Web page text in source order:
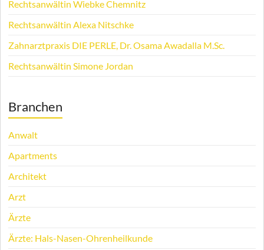
Rechtsanwältin Wiebke Chemnitz
Rechtsanwältin Alexa Nitschke
Zahnarztpraxis DIE PERLE, Dr. Osama Awadalla M.Sc.
Rechtsanwältin Simone Jordan
Branchen
Anwalt
Apartments
Architekt
Arzt
Ärzte
Ärzte: Hals-Nasen-Ohrenheilkunde